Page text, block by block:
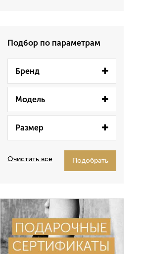
Подбор по параметрам
Бренд
Модель
Размер
Очистить все Подобрать